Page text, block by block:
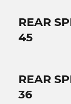
REAR
45
REAR
36